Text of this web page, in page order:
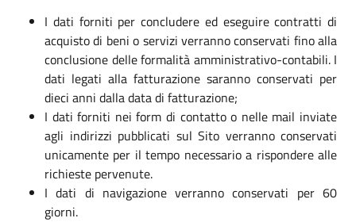
I dati forniti per concludere ed eseguire contratti di
acquisto di beni o servizi verranno conservati fino alla
conclusione delle formalità amministrativo-contabili. I
dati legati alla fatturazione saranno conservati per
dieci anni dalla data di fatturazione;
I dati forniti nei form di contatto o nelle mail inviate
agli indirizzi pubblicati sul Sito verranno conservati
unicamente per il tempo necessario a rispondere alle
richieste pervenute.
I dati di navigazione verranno conservati per 60
giorni.